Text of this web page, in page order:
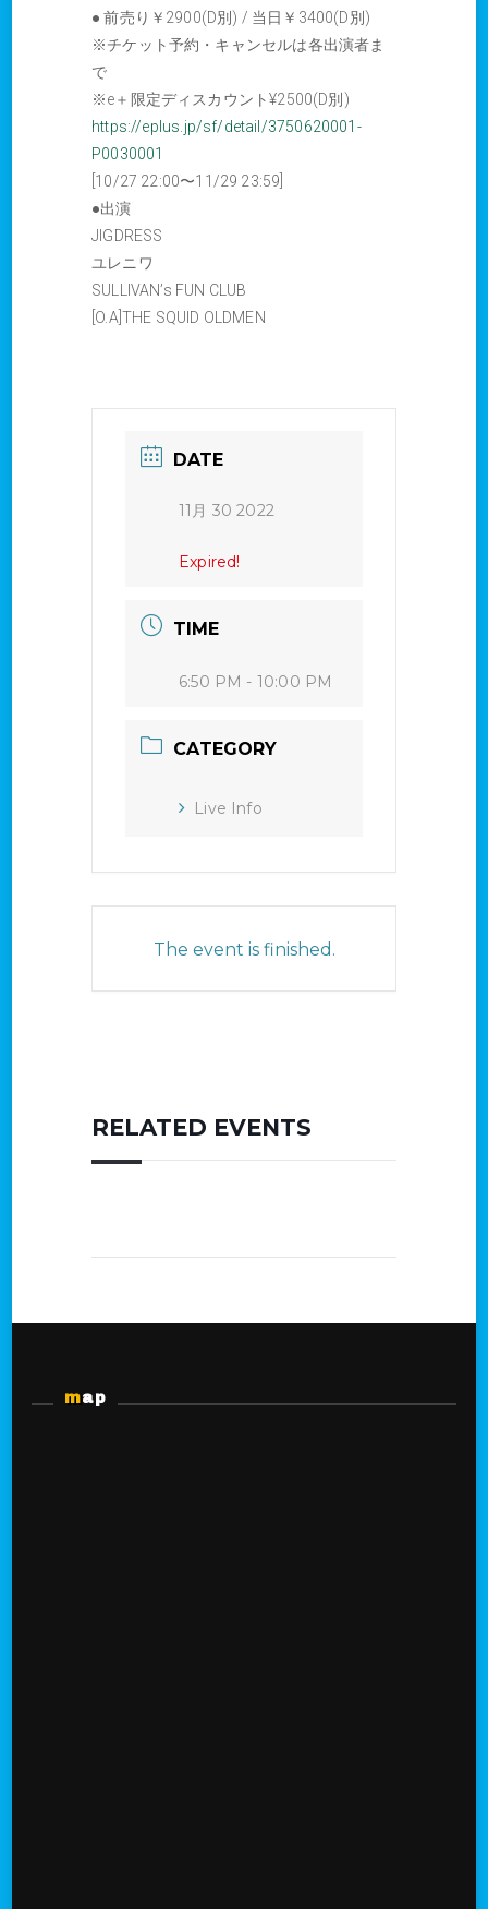
● 前売り￥2900(D別) / 当日￥3400(D別)
※チケット予約・キャンセルは各出演者ま
で
※e＋限定ディスカウント¥2500(D別)
https://eplus.jp/sf/detail/3750620001-
P0030001
[10/27 22:00〜11/29 23:59]
●出演
JIGDRESS
ユレニワ
SULLIVAN’s FUN CLUB
[O.A]THE SQUID OLDMEN
DATE
11月 30 2022
Expired!
TIME
6:50 PM - 10:00 PM
CATEGORY
Live Info
The event is finished.
RELATED EVENTS
map